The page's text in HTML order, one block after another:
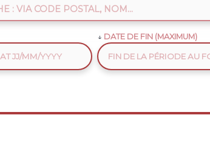
DATE DE FIN (MAXIMUM)